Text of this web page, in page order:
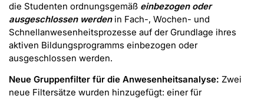
die Studenten ordnungsgemäß einbezogen oder
ausgeschlossen werdenin Fach-, Wochen- und
Schnellanwesenheitsprozesse auf der Grundlage ihres
aktiven Bildungsprogramms einbezogen oder
ausgeschlossen werden.
Neue Gruppenfilter für die Anwesenheitsanalyse: Zwei
neue Filtersätze wurden hinzugefügt: einer für